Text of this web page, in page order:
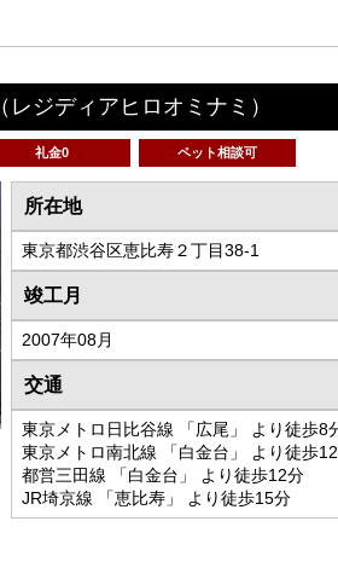
（レジディアヒロオミナミ）
礼金0 ペット相談可
所在地
東京都渋谷区恵比寿２丁目38-1
竣工月
2007年08月
交通
東京メトロ日比谷線 「広尾」 より徒歩8
東京メトロ南北線 「白金台」 より徒歩
都営三田線 「白金台」 より徒歩12分
JR埼京線 「恵比寿」 より徒歩15分